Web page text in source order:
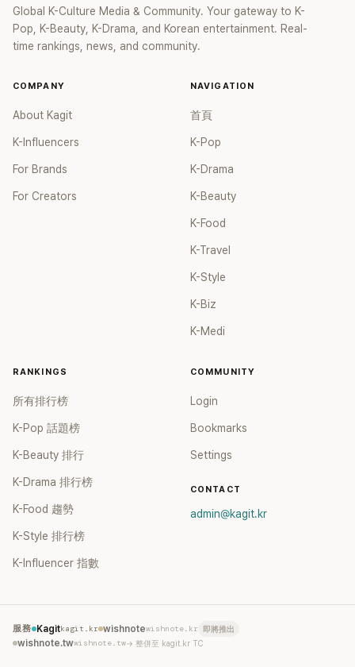
Global K-Culture Media & Community. Your gateway to K-
Pop, K-Beauty, K-Drama, and Korean entertainment. Real-
time rankings, news, and community.
COMPANY
About Kagit
K-Influencers
For Brands
For Creators
NAVIGATION
首頁
K-Pop
K-Drama
K-Beauty
K-Food
K-Travel
K-Style
K-Biz
K-Medi
RANKINGS
所有排行榜
K-Pop 話題榜
K-Beauty 排行
K-Drama 排行榜
K-Food 趨勢
K-Style 排行榜
K-Influencer 指數
COMMUNITY
Login
Bookmarks
Settings
CONTACT
admin@kagit.kr
服務 Kagitkagit.kr wishnotewishnote.kr 即將推出
wishnote.twwishnote.tw→ 整併至 kagit.kr TC